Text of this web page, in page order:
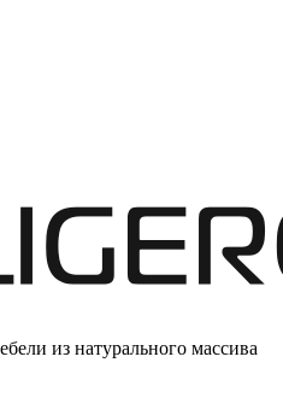
из натурального массива